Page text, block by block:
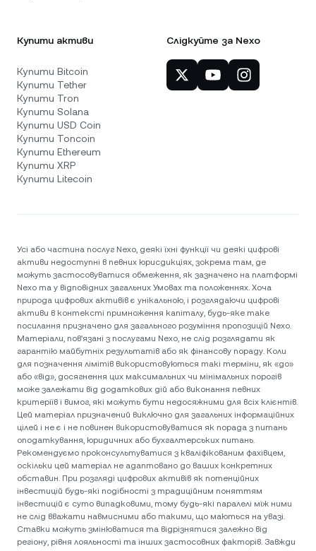
Купити активи
Купити Bitcoin
Купити Tether
Купити Tron
Купити Solana
Купити USD Coin
Купити Toncoin
Купити Ethereum
Купити XRP
Купити Litecoin
Слідкуйте за Nexo
Усі або частина послуг Nexo, деякі їхні функції чи деякі цифрові
активи недоступні в певних юрисдикціях, зокрема там, де
можуть застосовуватися обмеження, як зазначено на платформі
Nexo та у відповідних загальних Умовах та положеннях. Хоча
природа цифрових активів є унікальною, і розглядаючи цифрові
активи в контексті примноження капіталу, будь-яке таке
посилання призначено для загального розуміння пропозицій Nexo.
Матеріали, пов'язані з послугами Nexo, не слід розглядати як
гарантію майбутніх результатів або як фінансову пораду. Коли
для позначення лімітів використовуються такі терміни, як «до»
або «від», досягнення цих максимальних чи мінімальних порогів
може залежати від додаткових дій або виконання певних
критеріїв і вимог, які можуть бути недосяжними для всіх клієнтів.
Цей матеріал призначений виключно для загальних інформаційних
цілей і не є і не повинен використовуватися як порада з питань
оподаткування, юридичних або бухгалтерських питань.
Рекомендуємо проконсультуватися з кваліфікованим фахівцем,
оскільки цей матеріал не адаптовано до ваших конкретних
обставин. При розгляді цифрових активів як потенційних
інвестицій будь-які подібності з традиційним поняттям
інвестицій є суто випадковими, тому будь-які паралелі між ними
не слід вважати навмисними або такими, що маються на увазі.
Ставки можуть змінюватися та відрізнятися залежно від
регіону, рівня лояльності та інших застосовних факторів. Завжди